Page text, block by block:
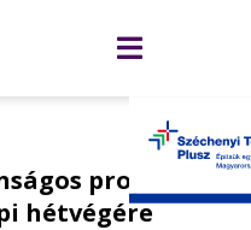
hétvégére